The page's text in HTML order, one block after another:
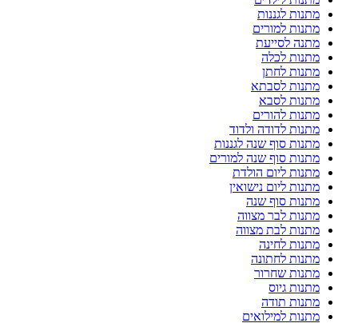
מתנות לגננות
מתנות למורים
מתנה לסייעת
מתנות לכלה
מתנות לחתן
מתנות לסבתא
מתנות לסבא
מתנות להורים
מתנות לדודה ולדוד
מתנות סוף שנה לגננות
מתנות סוף שנה למורים
מתנות ליום הולדת
מתנות ליום נישואין
מתנות סוף שנה
מתנות לבר מצווה
מתנות לבת מצווה
מתנות לחינה
מתנות לחתונה
מתנות שחרור
מתנות גיוס
מתנות תודה
מתנות למילואים